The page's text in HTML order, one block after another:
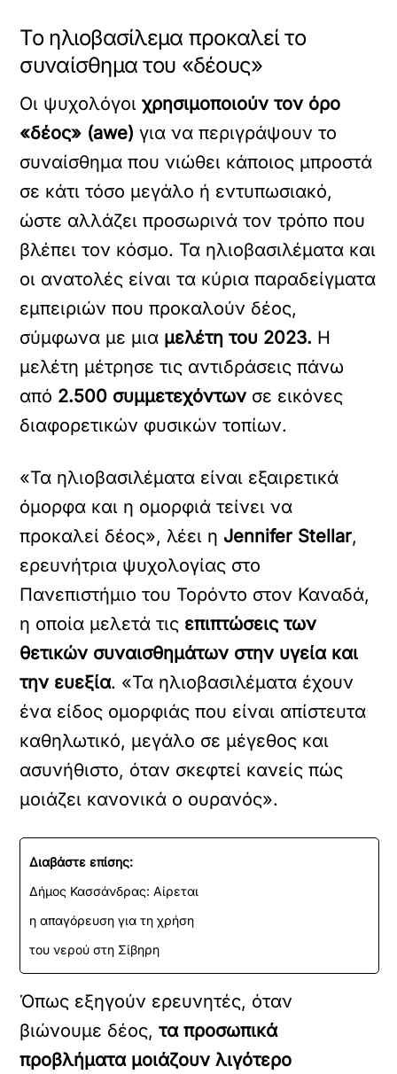
Το ηλιοβασίλεμα προκαλεί το
συναίσθημα του «δέους»
Οι ψυχολόγοιχρησιμοποιούν τον όρο
«δέος» (awe) για να περιγράψουν το
συναίσθημα που νιώθει κάποιος μπροστά
σε κάτι τόσο μεγάλο ή εντυπωσιακό,
ώστε αλλάζει προσωρινά τον τρόπο που
βλέπει τον κόσμο. Τα ηλιοβασιλέματα και
οι ανατολές είναι τα κύρια παραδείγματα
εμπειριών που προκαλούν δέος,
σύμφωνα με μια μελέτη του 2023. Η
μελέτη μέτρησε τις αντιδράσεις πάνω
από 2.500 συμμετεχόντων σε εικόνες
διαφορετικών φυσικών τοπίων.
«Τα ηλιοβασιλέματα είναι εξαιρετικά
όμορφα και η ομορφιά τείνει να
προκαλεί δέος», λέει η Jennifer Stellar,
ερευνήτρια ψυχολογίας στο
Πανεπιστήμιο του Τορόντο στον Καναδά,
η οποία μελετά τις επιπτώσεις των
θετικών συναισθημάτων στην υγεία και
την ευεξία. «Τα ηλιοβασιλέματα έχουν
ένα είδος ομορφιάς που είναι απίστευτα
καθηλωτικό, μεγάλο σε μέγεθος και
ασυνήθιστο, όταν σκεφτεί κανείς πώς
μοιάζει κανονικά ο ουρανός».
Διαβάστε επίσης:
Δήμος Κασσάνδρας: Αίρεται
η απαγόρευση για τη χρήση
του νερού στη Σίβηρη
Όπως εξηγούν ερευνητές, όταν
βιώνουμε δέος,τα προσωπικά
προβλήματα μοιάζουν λιγότερο